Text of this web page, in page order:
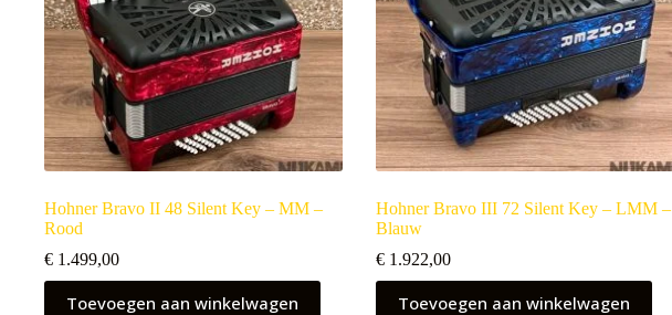
Hohner Bravo II 48 Silent Key – MM –
Rood
€ 1.499,00
Toevoegen aan winkelwagen
Hohner Bravo III 72 Silent Key – LMM –
Blauw
€1.922,00
Toevoegen aan winkelwagen